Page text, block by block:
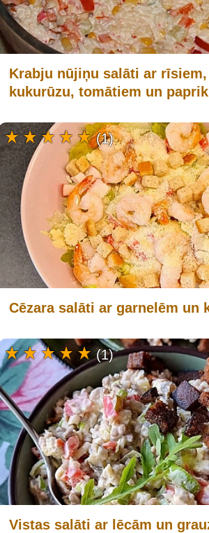
Krabju nūjiņu salāti ar
kukurūzu, tomātiem un
Cēzara salāti ar garnelēm un
(1)
Vistas salāti ar lēcām un
(1)